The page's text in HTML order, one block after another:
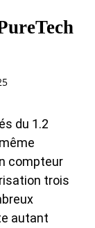
du 1.2
compteur
trois
autant